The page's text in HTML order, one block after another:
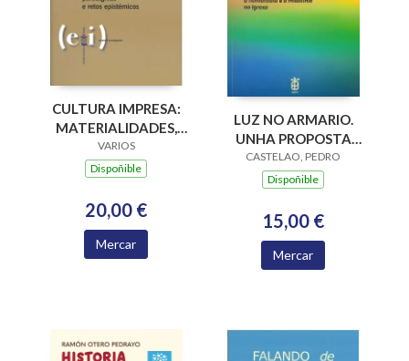
CULTURA IMPRESA:
MATERIALIDADES,
PARADIGMAS E
RETOS EPISTÉMICOS
VARIOS
Dispoñible
20,00 €
Mercar
LUZ NO ARMARIO.
UNHA PROPOSTA
PARA SUPERAR A
HOMOFOBIA E A
IGREXA
CASTELAO, PEDRO
Dispoñible
15,00 €
Mercar